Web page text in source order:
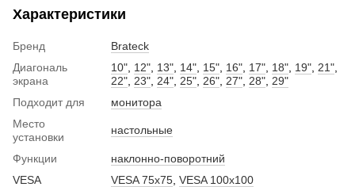
Характеристики
Бренд
Brateck
Диагональ
экрана
10" 12" 13" 14" 15" 16" 17" 18" 19" 21"
22" 23" 24" 25" 26" 27" 28" 29"
Подходит для
монитора
Место
установки
настольные
Функции
наклонно-поворотний
VESA
VESA 75x75 VESA 100x100